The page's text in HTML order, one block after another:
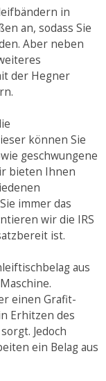
in
an, sodass Sie
Aber neben
der Hegner
können Sie
geschwungene
bieten Ihnen
immer das
wir die IRS
ist.
aus
einen Grafit-
Erhitzen des
Jedoch
ein Belag aus